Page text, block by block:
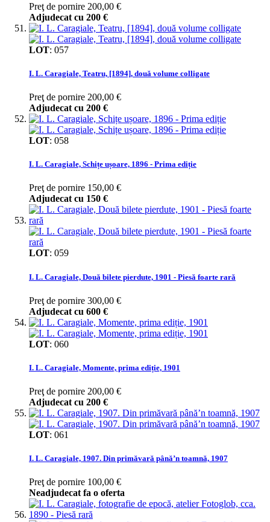
Preţ de pornire 200,00 €
Adjudecat cu 200 €
LOT: 057
I. L. Caragiale, Teatru, [1894], două volume colligate
Preţ de pornire 200,00 €
Adjudecat cu 200 €
LOT: 058
I. L. Caragiale, Schițe ușoare, 1896 - Prima ediție
Preţ de pornire 150,00 €
Adjudecat cu 150 €
LOT: 059
I. L. Caragiale, Două bilete pierdute, 1901 - Piesă foarte rară
Preţ de pornire 300,00 €
Adjudecat cu 600 €
LOT: 060
I. L. Caragiale, Momente, prima ediție, 1901
Preţ de pornire 200,00 €
Adjudecat cu 200 €
LOT: 061
I. L. Caragiale, 1907. Din primăvară până’n toamnă, 1907
Preţ de pornire 100,00 €
Neadjudecat fa o oferta